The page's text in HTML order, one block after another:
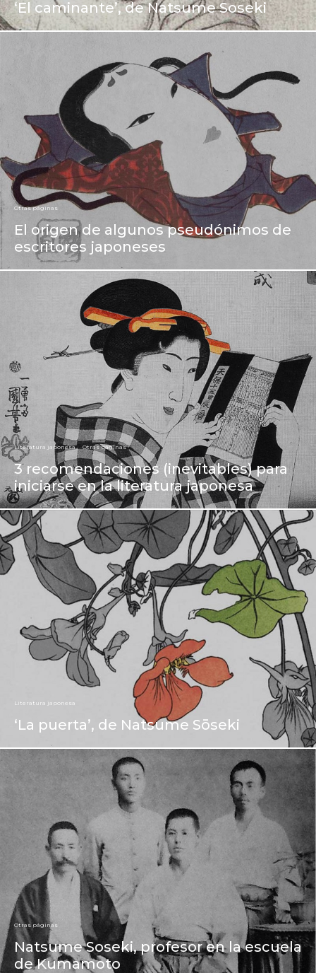
‘El caminante’, de Natsume Soseki
Otras páginas
El origen de algunos pseudónimos de
escritores japoneses
Literatura japonesa Otras páginas
3 recomendaciones (inevitables) para
iniciarse en la literatura japonesa
Literatura japonesa
‘La puerta’, de Natsume Sōseki
Otras páginas
Natsume Soseki, profesor en la escuela
de Kumamoto